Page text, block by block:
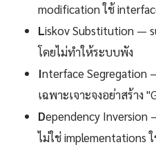
modification ใช้
Liskov Substitution —
โดยไม่ทำให้ระบบพัง
Interface Segregation
เฉพาะเจาะจงอย่าสร้าง
Dependency Inversion
ไม่ใช่ implementations